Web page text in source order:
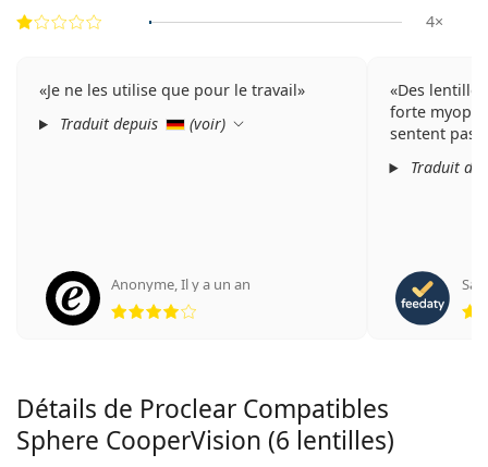
4×
Je ne les utilise que pour le travail
Traduit depuis
(voir)
Anonyme,Il y a un an
évaluation 4 sur 5
Des
forte
sentent pas.
Traduit
Détails de Proclear Compatibles
Sphere CooperVision (6 lentilles)